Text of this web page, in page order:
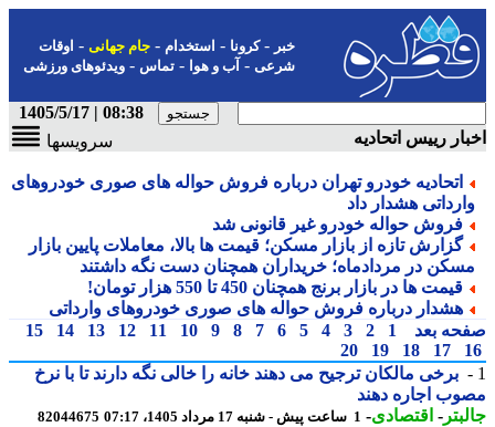
-کرونا-استخدام- جام جهانی-اوقات
شرعی-آب و هوا-تماس-ویدئوهای ورزشی
08:38 | 1405/5/17
رییس اتحادیه
سرویسها
اتحادیه خودرو تهران درباره فروش حواله های صوری خودروهای
هشدار داد
فروش حواله خودرو غیر قانونی شد
گزارش تازه از بازار مسکن؛ قیمت ها بالا، معاملات پایین بازار
در مردادماه؛ خریداران همچنان دست نگه داشتند
قیمت ها در بازار برنج همچنان 450 تا 550 هزار تومان!
هشدار درباره فروش حواله های صوری خودروهای وارداتی
بعد
1
2
3
4
5
6
7
8
9
10
11
12
13
14
15
17
18
19
20
برخی مالکان ترجیح می دهند خانه را خالی نگه دارند تا با نرخ
اجاره دهند
-اقتصادی-1 ساعت پیش - شنبه 17 مرداد 1405، 07:17 82044675